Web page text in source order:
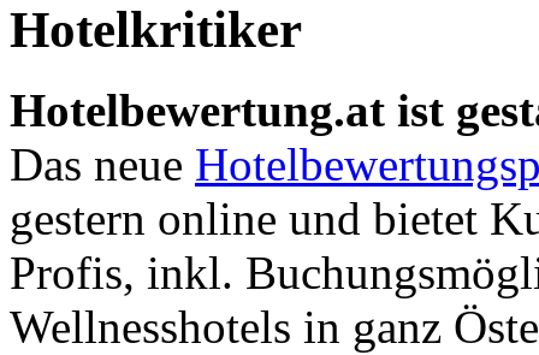
Hotelkritiker
Hotelbewertung.at ist
Das neue
gestern online und bietet
Profis, inkl.
Wellnesshotels in ganz